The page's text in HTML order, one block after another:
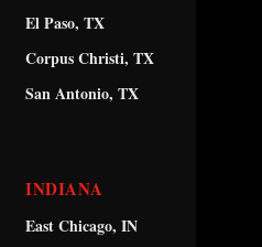
El Paso, TX
Corpus Christi, TX
San Antonio, TX
INDIANA
East Chicago, IN